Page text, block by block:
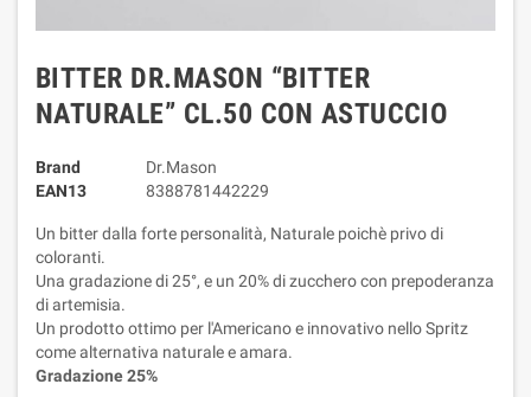
BITTER DR.MASON “BITTER
NATURALE” CL.50 CON ASTUCCIO
Brand
Dr.Mason
EAN13
8388781442229
Un bitter dalla forte personalità, Naturale poichè privo di
coloranti.
Una gradazione di 25°, e un 20% di zucchero con prepoderanza
di artemisia.
Un prodotto ottimo per l'Americano e innovativo nello Spritz
come alternativa naturale e amara.
Gradazione 25%